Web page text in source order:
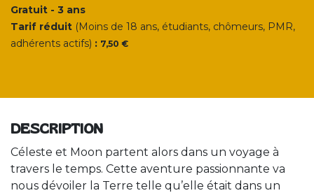
Gratuit - 3 ans
Tarif réduit (Moins de 18 ans, étudiants, chômeurs, PMR,
adhérents actifs) : 7,50 €
DESCRIPTION
Céleste et Moon partent alors dans un voyage à
travers le temps. Cette aventure passionnante va
nous dévoiler la Terre telle qu’elle était dans un